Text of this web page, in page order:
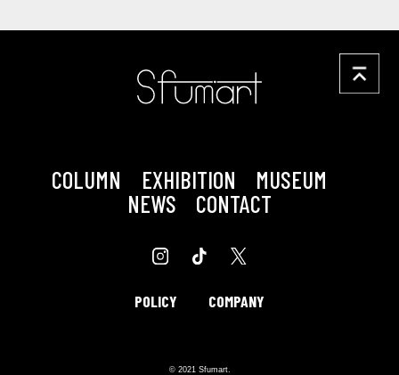
COLUMN EXHIBITION
MUSEUM
NEWS
CONTACT
POLICY COMPANY
© 2021 Sfumart.